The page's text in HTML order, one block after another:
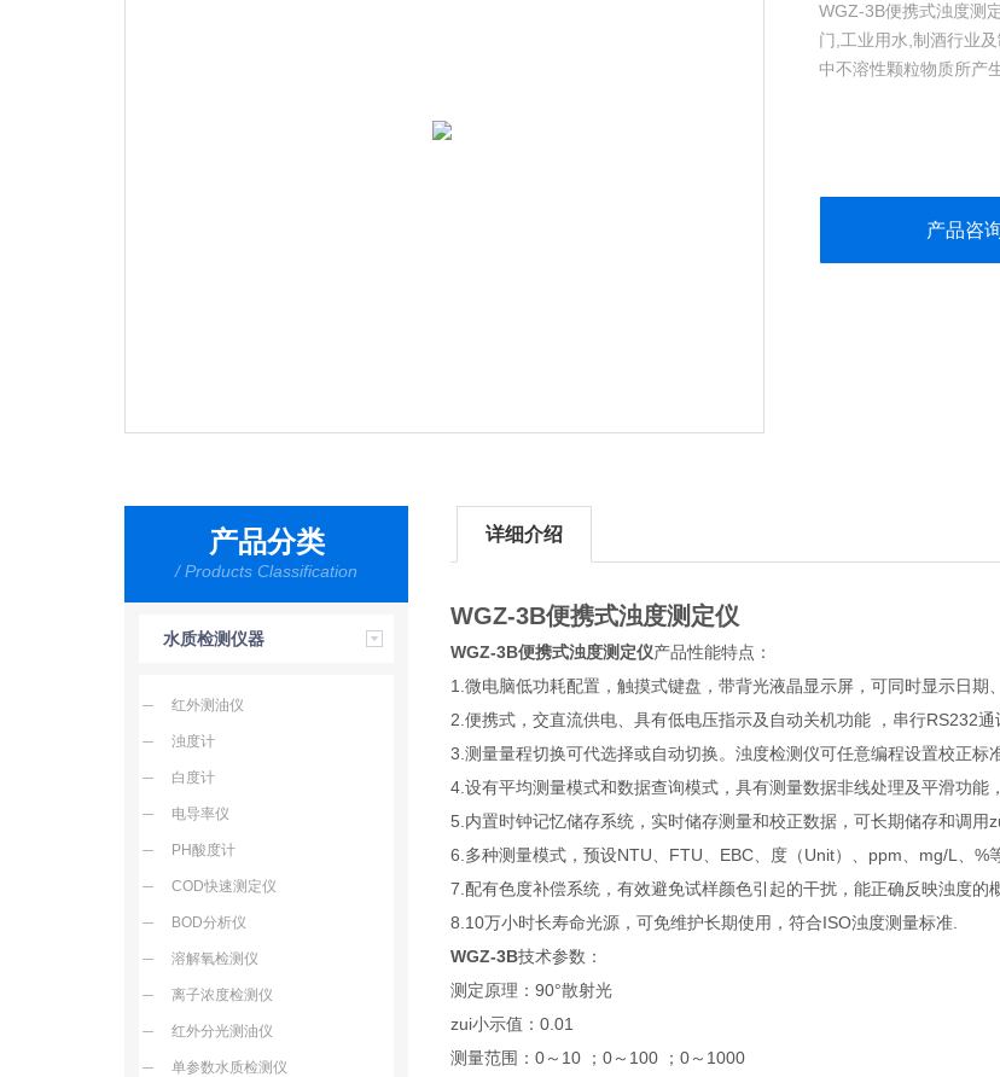
WGZ-3B便携式浊度测
门,工业用水,制酒行业
中不溶性颗粒物质所产
产品咨
产品分类
/ Products Classification
水质检测仪器
红外测油仪
浊度计
白度计
电导率仪
PH酸度计
COD快速测定仪
BOD分析仪
溶解氧检测仪
离子浓度检测仪
红外分光测油仪
单参数水质检测仪
详细介绍
WGZ-3B便携式浊度测定仪
WGZ-3B便携式浊度测定仪产品性能特点：
1.微电脑低功耗配置，触摸式键盘，带背光液晶显示屏，可同时显示日期
2.便携式，交直流供电、具有低电压指示及自动关机功能 ，串行RS232通
3.测量量程切换可代选择或自动切换。浊度检测仪可任意编程设置校正标
4.设有平均测量模式和数据查询模式，具有测量数据非线处理及平滑功能
5.内置时钟记忆储存系统，实时储存测量和校正数据，可长期储存和调用
6.多种测量模式，预设NTU、FTU、EBC、度（Unit）、ppm、mg/L、%
7.配有色度补偿系统，有效避免试样颜色引起的干扰，能正确反映浊度的
8.10万小时长寿命光源，可免维护长期使用，符合ISO浊度测量标准.
WGZ-3B技术参数：
测定原理：90°散射光
zui小示值：0.01
测量范围：0～10 ；0～100 ；0～1000